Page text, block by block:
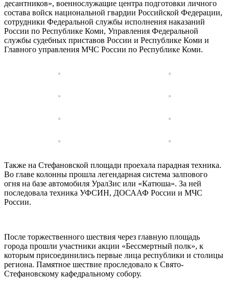
десантников», военнослужащие центра подготовки личного
состава войск национальной гвардии Российской Федерации,
сотрудники Федеральной службы исполнения наказаний
России по Республике Коми, Управления Федеральной
службы судебных приставов России и Республике Коми и
Главного управления МЧС России по Республике Коми.
Также на Стефановской площади проехала парадная техника.
Во главе колонны прошла легендарная система залпового
огня на базе автомобиля УралЗис или «Катюша». За ней
последовала техника УФСИН, ДОСААФ России и МЧС
России.
После торжественного шествия через главную площадь
города прошли участники акции «Бессмертный полк», к
которым присоединились первые лица республики и столицы
региона. Памятное шествие проследовало к Свято-
Стефановскому кафедральному собору.